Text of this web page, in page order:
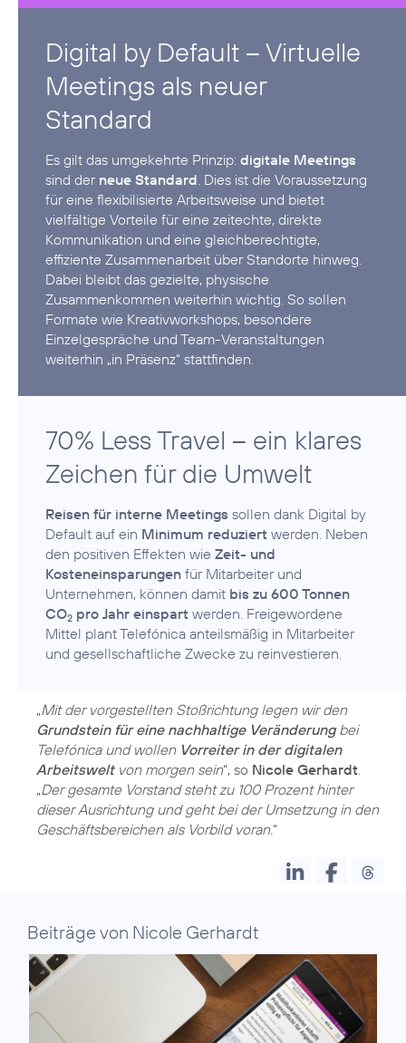
Digital by Default – Virtuelle
Meetings als neuer
Standard
Es gilt das umgekehrte Prinzip: digitale Meetings
sind der neue Standard . Dies ist die Voraussetzung
für eine flexibilisierte Arbeitsweise und bietet
vielfältige Vorteile für eine zeitechte, direkte
Kommunikation und eine gleichberechtigte,
effiziente Zusammenarbeit über Standorte hinweg.
Dabei bleibt das gezielte, physische
Zusammenkommen weiterhin wichtig. So sollen
Formate wie Kreativworkshops, besondere
Einzelgespräche und Team-Veranstaltungen
weiterhin „in Präsenz“ stattfinden.
70% Less Travel – ein klares
Zeichen für die Umwelt
Reisen für interne Meetings sollen dank Digital by
Default auf ein Minimum reduziert werden. Neben
den positiven Effekten wie Zeit- und
Kosteneinsparungen für Mitarbeiter und
Unternehmen, können damit bis zu 600 Tonnen
CO2 pro Jahr einspart werden. Freigewordene
Mittel plant Telefónica anteilsmäßig in Mitarbeiter
„Mit der vorgestellten Stoßrichtung legen wir den
Grundstein für eine nachhaltige Veränderungbei
Telefónica und wollen Vorreiter in der digitalen
Arbeitsweltvon morgen sein“, so Nicole Gerhardt
„Der gesamte Vorstand steht zu 100 Prozent hinter
dieser Ausrichtung und geht bei der Umsetzung in den
Geschäftsbereichen als Vorbild voran.“
Beiträge von Nicole Gerhardt